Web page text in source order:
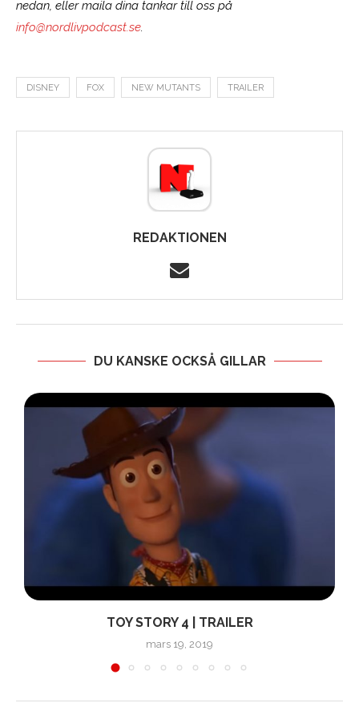
nedan, eller maila dina tankar till oss på
info@nordlivpodcast.se.
DISNEY FOX NEW MUTANTS TRAILER
REDAKTIONEN
DU KANSKE OCKSÅ GILLAR
TOY STORY 4 | TRAILER
mars 19, 2019